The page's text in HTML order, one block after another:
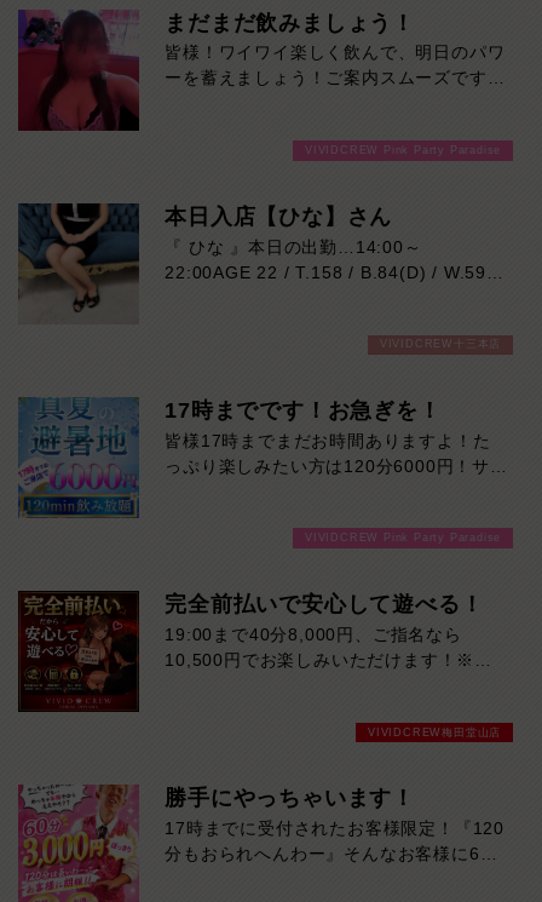
頼まれて、気づいたら会計が高くなってい
た…」そんな心配をせず、最初から最後ま
で安心して楽しんでいただけます。女の子
との時間を楽しむために来たのに、追加料
VIVID CREWは、無理なおねだりではな
く、会話・接客・居心地の良さで楽しんで
ず、スマートに遊びたい方へ。「思ってい
たより高かった」をなくす。それがVIVID
CREWの安心システムです。
まだまだ飲みましょう！
皆様！ワイワイ楽しく飲んで、明日のパワ
ーを蓄えましょう！ご案内スムーズですよ
VIVIDCREW Pink Party Paradise
本日入店【ひな】さん
『 ひな 』本日の出勤…14:00～
22:00AGE 22 / T.158 / B.84(D) / W.59 /
です♡お仕事は今回が初めてなので、初々
しさもたっぷり♪
飾らない笑顔と一生懸命な姿に、思わずキ
ュンとしてしまうはず！一緒にいるだけで
VIVIDCREW十三本店
17時までです！お急ぎを！
皆様17時までまだお時間ありますよ！た
っぷり楽しみたい方は120分6000円！サク
VIVIDCREW Pink Party Paradise
完全前払いで安心して遊べる！
19:00まで40分8,000円、ご指名なら
10,500円でお楽しみいただけます！※ダ
全前払いで時間内ドリンク飲み放題が無料
切なし！安心・安全に遊びたいなら
VIVIDCREW梅田堂山店へお越しくださ
い！
VIVIDCREW梅田堂山店
勝手にやっちゃいます！
17時までに受付されたお客様限定！『120
分もおられへんわー』そんなお客様に60